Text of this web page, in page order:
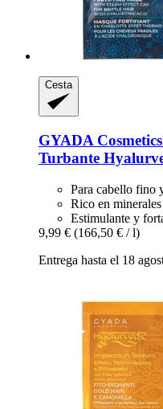
Cesta
GYADA Cosmetics
Turbante
Para cabello fino
Rico en
Estimulante y
9,99 € (166,50 € / l)
Entrega hasta el 18